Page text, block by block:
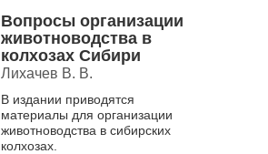
Вопросы организации
животноводства в
колхозах Сибири
Лихачев В. В.
В издании приводятся
материалы для организации
животноводства в сибирских
колхозах.